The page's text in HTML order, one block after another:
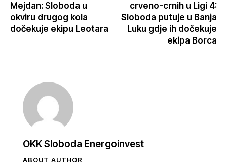
Mejdan: Sloboda u
okviru drugog kola
dočekuje ekipu Leotara
crveno-crnih u Ligi 4:
Sloboda putuje u Banja
Luku gdje ih dočekuje
ekipa Borca
OKK Sloboda Energoinvest
ABOUT AUTHOR